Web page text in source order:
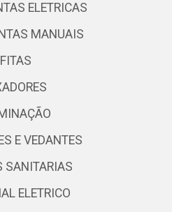
ELETRICAS
MANUAIS
FITAS
E VEDANTES
SANITARIAS
ELETRICO